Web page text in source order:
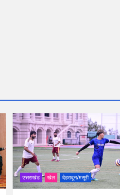
उत्तराखंड खेल देहरादून/मसूरी